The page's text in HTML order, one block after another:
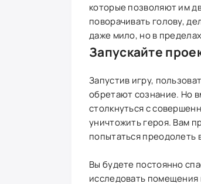
которые позволяют им
поворачивать голову,
даже мило, но в
Запускайте
Запустив игру,
обретают сознание. Но
столкнуться с
уничтожить героя. Вам
попытаться преодолеть
Вы будете постоянно
исследовать помещения